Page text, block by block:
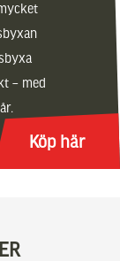
– med
Köp här